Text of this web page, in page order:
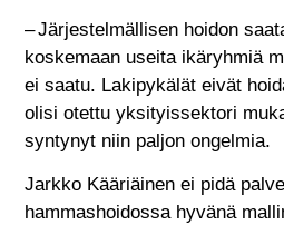
– Järjestelmällisen hoidon
koskemaan useita ikäryhmiä
ei saatu. Lakipykälät eivät
olisi otettu yksityissektori
syntynyt niin paljon ongelmia.
Jarkko Kääriäinen ei pidä
hammashoidossa hyvänä